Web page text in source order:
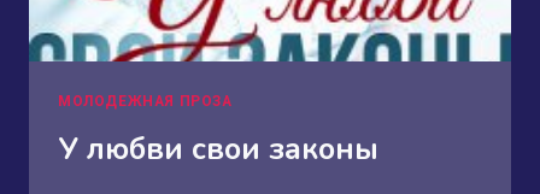
МОЛОДЕЖНАЯ ПРОЗА
У любви свои законы